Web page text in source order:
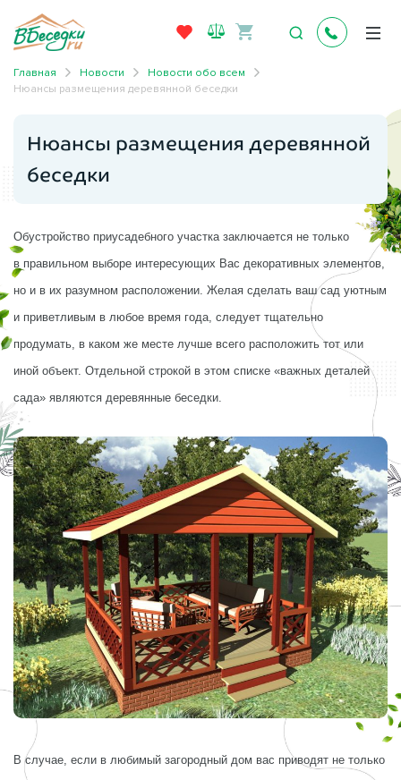
Главная Новости
Новости обо всем
Нюансы размещения деревянной беседки
Нюансы размещения деревянной
беседки
Обустройство приусадебного участка заключается не только
в правильном выборе интересующих Вас декоративных элементов,
но и в их разумном расположении. Желая сделать ваш сад уютным
и приветливым в любое время года, следует тщательно
продумать, в каком же месте лучше всего расположить тот или
иной объект. Отдельной строкой в этом списке «важных деталей
сада» являются деревянные беседки.
В случае, если в любимый загородный дом вас приводят не только